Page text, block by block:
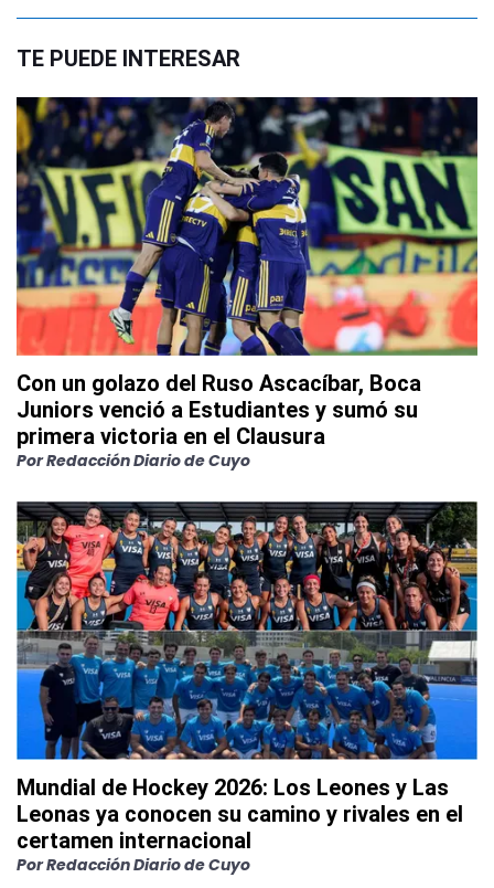
TE PUEDE INTERESAR
Con un golazo del Ruso Ascacíbar, Boca
Juniors venció a Estudiantes y sumó su
primera victoria en el Clausura
PorRedacción Diario de Cuyo
Mundial de Hockey 2026: Los Leones y Las
Leonas ya conocen su camino y rivales en el
certamen internacional
PorRedacción Diario de Cuyo